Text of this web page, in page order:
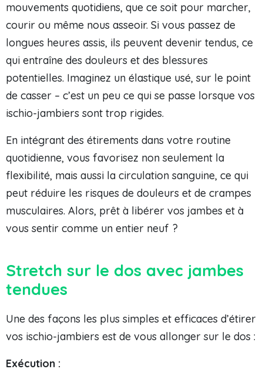
mouvements quotidiens, que ce soit pour marcher,
courir ou même nous asseoir. Si vous passez de
longues heures assis, ils peuvent devenir tendus, ce
qui entraîne des douleurs et des blessures
potentielles. Imaginez un élastique usé, sur le point
de casser – c’est un peu ce qui se passe lorsque vos
ischio-jambiers sont trop rigides.
En intégrant des étirements dans votre routine
quotidienne, vous favorisez non seulement la
flexibilité, mais aussi la circulation sanguine, ce qui
peut réduire les risques de douleurs et de crampes
musculaires. Alors, prêt à libérer vos jambes et à
vous sentir comme un entier neuf ?
Stretch sur le dos avec jambes
tendues
Une des façons les plus simples et efficaces d’étirer
vos ischio-jambiers est de vous allonger sur le dos :
Exécution :